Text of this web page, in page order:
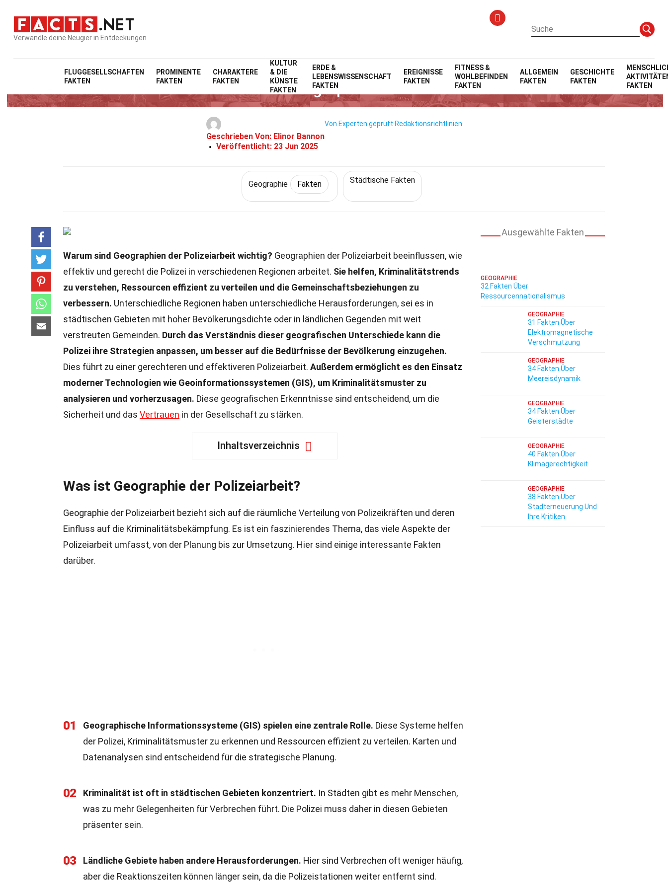
Verwandle deine Neugier in Entdeckungen
FLUGGESELLSCHAFTEN
FAKTEN
PROMINENTE
FAKTEN
CHARAKTERE
FAKTEN
KULTUR
& DIE
KÜNSTE
FAKTEN
ERDE &
LEBENSWISSENSCHAFT
FAKTEN
EREIGNISSE
FAKTEN
FITNESS &
WOHLBEFINDEN
FAKTEN
ALLGEMEIN
FAKTEN
GESCHICHTE
FAKTEN
FAKTEN
Home WissenschaftFakten Fakten
36 Fakten Über Geographien Der Polizeiarbeit
Geschrieben Von: Elinor Bannon
Veröffentlicht: 23 Jun 2025
Von Experten geprüft Redaktionsrichtlinien
Geographie Fakten Städtische Fakten
Warum sind Geographien der Polizeiarbeit wichtig? Geographien der Polizeiarbeit beeinflussen, wie
effektiv und gerecht die Polizei in verschiedenen Regionen arbeitet. Sie helfen, Kriminalitätstrends
zu verstehen, Ressourcen effizient zu verteilen und die Gemeinschaftsbeziehungen zu
verbessern. Unterschiedliche Regionen haben unterschiedliche Herausforderungen, sei es in
städtischen Gebieten mit hoher Bevölkerungsdichte oder in ländlichen Gegenden mit weit
verstreuten Gemeinden. Durch das Verständnis dieser geografischen Unterschiede kann die
Polizei ihre Strategien anpassen, um besser auf die Bedürfnisse der Bevölkerung einzugehen.
Dies führt zu einer gerechteren und effektiveren Polizeiarbeit. Außerdem ermöglicht es den Einsatz
moderner Technologien wie Geoinformationssystemen (GIS), um Kriminalitätsmuster zu
analysieren und vorherzusagen. Diese geografischen Erkenntnisse sind entscheidend, um die
Sicherheit und das Vertrauen in der Gesellschaft zu stärken.
Inhaltsverzeichnis
Was ist Geographie der Polizeiarbeit?
Geographie der Polizeiarbeit bezieht sich auf die räumliche Verteilung von Polizeikräften und deren
Einfluss auf die Kriminalitätsbekämpfung. Es ist ein faszinierendes Thema, das viele Aspekte der
Polizeiarbeit umfasst, von der Planung bis zur Umsetzung. Hier sind einige interessante Fakten
darüber.
01 Geographische Informationssysteme (GIS) spielen eine zentrale Rolle. Diese Systeme helfen
der Polizei, Kriminalitätsmuster zu erkennen und Ressourcen effizient zu verteilen. Karten und
Datenanalysen sind entscheidend für die strategische Planung.
02 Kriminalität ist oft in städtischen Gebieten konzentriert. In Städten gibt es mehr Menschen,
was zu mehr Gelegenheiten für Verbrechen führt. Die Polizei muss daher in diesen Gebieten
präsenter sein.
03 Ländliche Gebiete haben andere Herausforderungen. Hier sind Verbrechen oft weniger häufig,
aber die Reaktionszeiten können länger sein, da die Polizeistationen weiter entfernt sind.
Ausgewählte Fakten
GEOGRAPHIE
32 Fakten Über
Ressourcennationalismus
GEOGRAPHIE
31 Fakten Über
Elektromagnetische
Verschmutzung
GEOGRAPHIE
34 Fakten Über
Meereisdynamik
GEOGRAPHIE
34 Fakten Über
Geisterstädte
GEOGRAPHIE
40 Fakten Über
Klimagerechtigkeit
GEOGRAPHIE
38 Fakten Über
Stadterneuerung Und
Ihre Kritiken